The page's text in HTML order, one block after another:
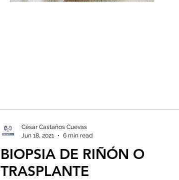
BIOPSIA DE RIÑÓN O
TRASPLANTE
César Castaños Cuevas
Jun 18, 2021
6 min read